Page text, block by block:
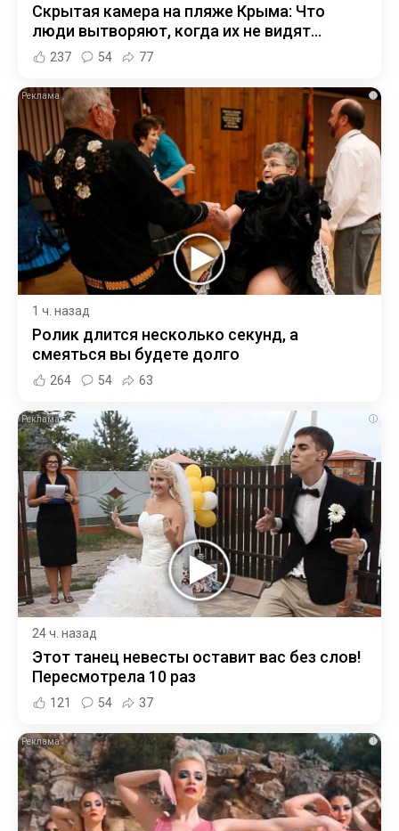
Скрытая камера на пляже Крыма: Что
люди вытворяют, когда их не видят...
237 54 77
i
1 ч. назад
Ролик длится несколько секунд, а
смеяться вы будете долго
264 54 63
i
24 ч. назад
Этот танец невесты оставит вас без слов!
Пересмотрела 10 раз
121 54 37
i